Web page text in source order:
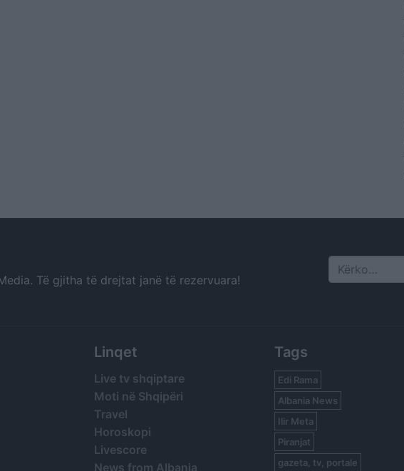
Të gjitha të drejtat janë të rezervuara! Search
Linqet
Live tv shqiptare
Moti në Shqipëri
Travel
Horoskopi
Livescore
News from Albania
Tags
Edi Rama
Albania News
Ilir Meta
Piranjat
gazeta, tv, portale